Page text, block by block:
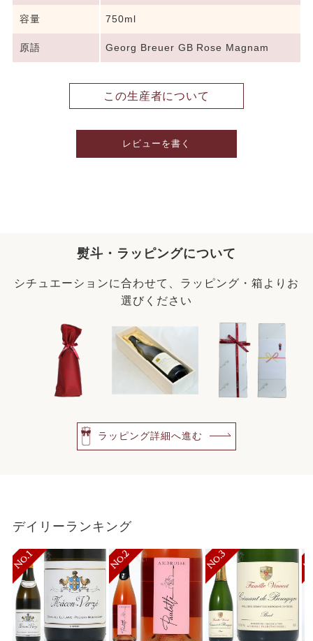
容量 750ml
原語 Georg Breuer GB Rose Magnam
この生産者について
レビューを書く
熨斗・ラッピングについて
シチュエーションに合わせて、ラッピング・箱よりお
選びください
ラッピング詳細へ進む
デイリーランキング